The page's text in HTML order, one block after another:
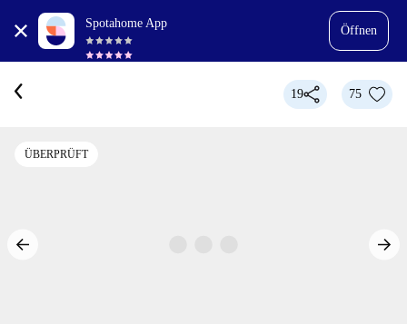
Spotahome App
Öffnen
19 75
ÜBERPRÜFT